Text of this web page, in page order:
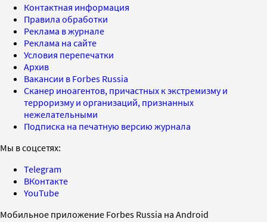
Контактная информация
Правила обработки
Реклама в журнале
Реклама на сайте
Условия перепечатки
Архив
Вакансии в Forbes Russia
Сканер иноагентов, причастных к экстремизму и
терроризму и организаций, признанных
нежелательными
Подписка на печатную версию журнала
Мы в соцсетях:
Telegram
ВКонтакте
YouTube
Мобильное приложение Forbes Russia на Android